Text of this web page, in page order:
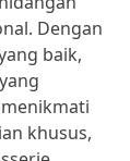
Dengan
baik,
khusus,